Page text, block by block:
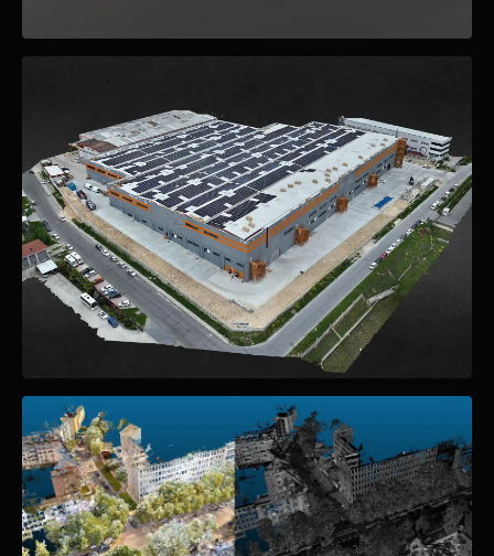
PATRIMONIO
MINERÍA
Cálculo de Volumen Cantera Kapaklı